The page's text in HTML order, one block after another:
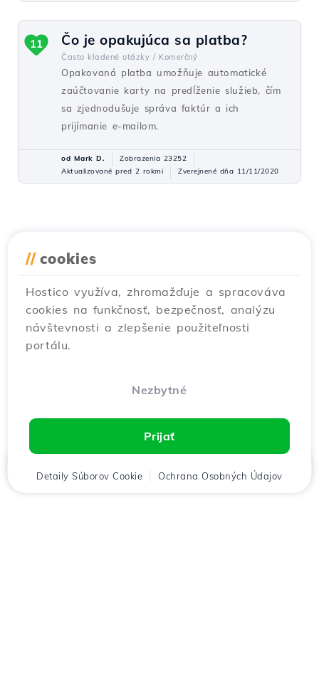
Čo je opakujúca sa platba?
Často kladené otázky / Komerčný
Opakovaná platba umožňuje automatické
zaúčtovanie karty na predĺženie služieb, čím
sa zjednodušuje správa faktúr a ich
prijímanie e-mailom.
11
od Mark D.
Zobrazenia 23252
Aktualizované pred 2 rokmi
Zverejnené dňa 11/11/2020
// cookies
Hostico využíva, zhromažďuje a spracováva
cookies na funkčnosť, bezpečnosť, analýzu
návštevnosti a zlepšenie použiteľnosti
portálu.
Nezbytné
Prijať
Detaily Súborov Cookie Ochrana Osobných Údajov
Domov Klient Košík Chat Menu